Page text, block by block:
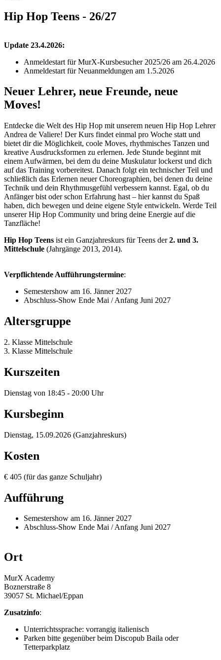
Hip Hop Teens - 26/27
Update 23.4.2026:
Anmeldestart für MurX-Kursbesucher 2025/26 am 26.4.2026
Anmeldestart für Neuanmeldungen am 1.5.2026
Neuer Lehrer, neue Freunde, neue
Moves!
Entdecke die Welt des Hip Hop mit unserem neuen Hip Hop Lehrer
Andrea de Valiere! Der Kurs findet einmal pro Woche statt und
bietet dir die Möglichkeit, coole Moves, rhythmisches Tanzen und
kreative Ausdrucksformen zu erlernen. Jede Stunde beginnt mit
einem Aufwärmen, bei dem du deine Muskulatur lockerst und dich
auf das Training vorbereitest. Danach folgt ein technischer Teil und
schließlich das Erlernen neuer Choreographien, bei denen du deine
Technik und dein Rhythmusgefühl verbessern kannst. Egal, ob du
Anfänger bist oder schon Erfahrung hast – hier kannst du Spaß
haben, dich bewegen und deine eigene Style entwickeln. Werde Teil
unserer Hip Hop Community und bring deine Energie auf die
Tanzfläche!
Hip Hop Teens ist ein Ganzjahreskurs für Teens der2. und 3.
Mittelschule (Jahrgänge 2013, 2014).
Verpflichtende Aufführungstermine:
Semestershow am 16. Jänner 2027
Abschluss-Show Ende Mai / Anfang Juni 2027
Altersgruppe
2. Klasse Mittelschule
3. Klasse Mittelschule
Kurszeiten
Dienstag von 18:45 - 20:00 Uhr
Kursbeginn
Dienstag, 15.09.2026 (Ganzjahreskurs)
Kosten
€ 405 (für das ganze Schuljahr)
Aufführung
Semestershow am 16. Jänner 2027
Abschluss-Show Ende Mai / Anfang Juni 2027
Ort
MurX Academy
Boznerstraße 8
39057 St. Michael/Eppan
Zusatzinfo:
Unterrichtssprache: vorrangig italienisch
Parken bitte gegenüber beim Discopub Baila oder
Tetterparkplatz